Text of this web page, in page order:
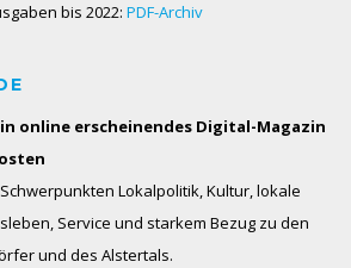
bis 2022: PDF-Archiv
online erscheinendes Digital-Magazin
Lokalpolitik, Kultur, lokale
Service und starkem Bezug zu den
und des Alstertals.